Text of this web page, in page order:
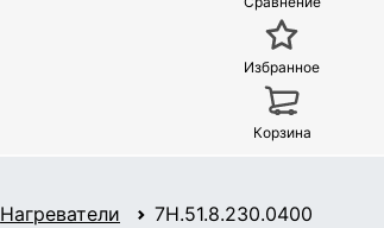
Избранное
Корзина
Нагреватели 7H.51.8.230.0400